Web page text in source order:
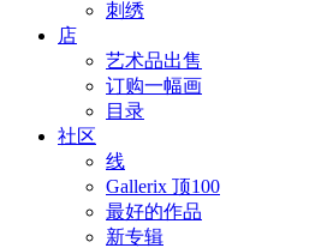
刺绣
店
艺术品出售
订购一幅画
目录
社区
线
Gallerix 顶100
最好的作品
新专辑